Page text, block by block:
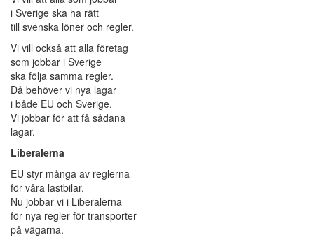
i Sverige ska ha rätt
till svenska löner och regler.
Vi vill också att alla företag
som jobbar i Sverige
ska följa samma regler.
Då behöver vi nya lagar
i både EU och Sverige.
Vi jobbar för att få sådana
lagar.
Liberalerna
EU styr många av reglerna
för våra lastbilar.
Nu jobbar vi i Liberalerna
för nya regler för transporter
på vägarna.